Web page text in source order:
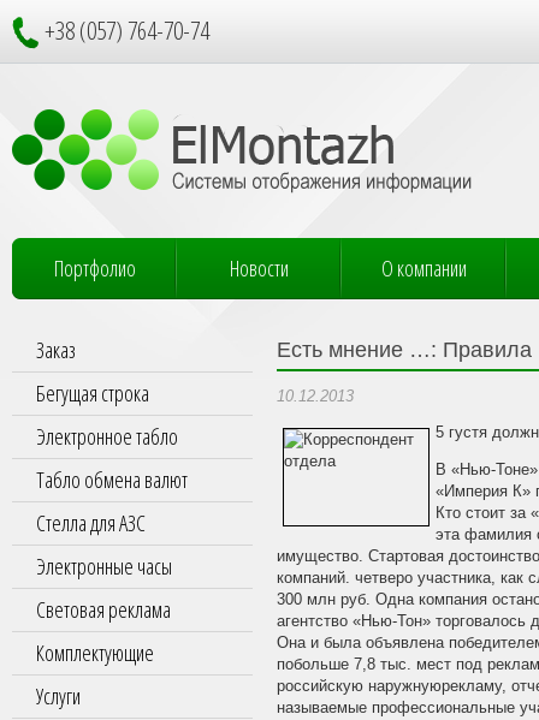
+38 (057) 764-70-74
Портфолио Новости О компании
Заказ
Бегущая строка
Электронное табло
Табло обмена валют
Стелла для АЗС
Электронные часы
Световая реклама
Комплектующие
Услуги
Есть мнение …: Правила
10.12.2013
5 густя
В «Нью-Тоне»
«Империя К»
Кто стоит за
эта фамилия
имущество. Стартовая
компаний. четверо участника,
300 млн руб. Одна компания
агентство «Нью-Тон»
Она и была объявлена
побольше 7,8 тыс. мест под
российскую наружнуюрекламу,
называемые профессиональные